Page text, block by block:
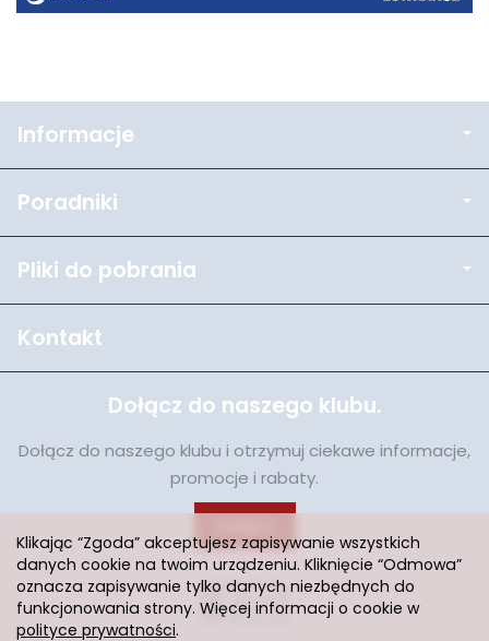
Informacje
Poradniki
Pliki do pobrania
Kontakt
Dołącz do naszego klubu.
Dołącz do naszego klubu i otrzymuj ciekawe informacje,
promocje i rabaty.
Klikając “Zgoda” akceptujesz zapisywanie wszystkich
danych cookie na twoim urządzeniu. Kliknięcie “Odmowa”
oznacza zapisywanie tylko danych niezbędnych do
funkcjonowania strony. Więcej informacji o cookie w
polityce prywatności.